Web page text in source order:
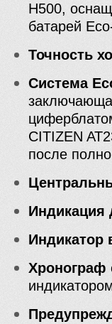
H500,
батарей
Точность
Система
CITIZEN
после
Индикация
Индикатор
Хронограф